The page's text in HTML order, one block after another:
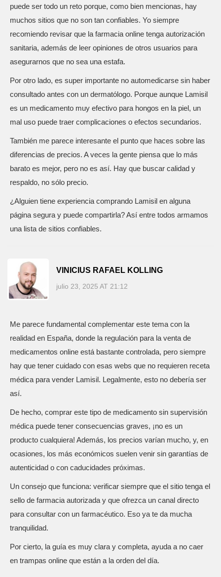
puede ser todo un reto porque, como bien mencionas, hay
muchos sitios que no son tan confiables. Yo siempre
recomiendo revisar que la farmacia online tenga autorización
sanitaria, además de leer opiniones de otros usuarios para
asegurarnos que no sea una estafa.
Por otro lado, es super importante no automedicarse sin haber
consultado antes con un dermatólogo. Porque aunque Lamisil
es un medicamento muy efectivo para hongos en la piel, un
mal uso puede traer complicaciones o efectos secundarios.
También me parece interesante el punto que haces sobre las
diferencias de precios. A veces la gente piensa que lo más
barato es mejor, pero no es así. Hay que buscar calidad y
respaldo, no sólo precio.
¿Alguien tiene experiencia comprando Lamisil en alguna
página segura y puede compartirla? Así entre todos armamos
una lista de sitios confiables.
VINICIUS RAFAEL KOLLING
julio 23, 2025 AT 21:12
Me parece fundamental complementar este tema con la
realidad en España, donde la regulación para la venta de
medicamentos online está bastante controlada, pero siempre
hay que tener cuidado con esas webs que no requieren receta
médica para vender Lamisil. Legalmente, esto no debería ser
así.
De hecho, comprar este tipo de medicamento sin supervisión
médica puede tener consecuencias graves, ¡no es un
producto cualquiera! Además, los precios varían mucho, y, en
ocasiones, los más económicos suelen venir sin garantías de
autenticidad o con caducidades próximas.
Un consejo que funciona: verificar siempre que el sitio tenga el
sello de farmacia autorizada y que ofrezca un canal directo
para consultar con un farmacéutico. Eso ya te da mucha
tranquilidad.
Por cierto, la guía es muy clara y completa, ayuda a no caer
en trampas online que están a la orden del día.